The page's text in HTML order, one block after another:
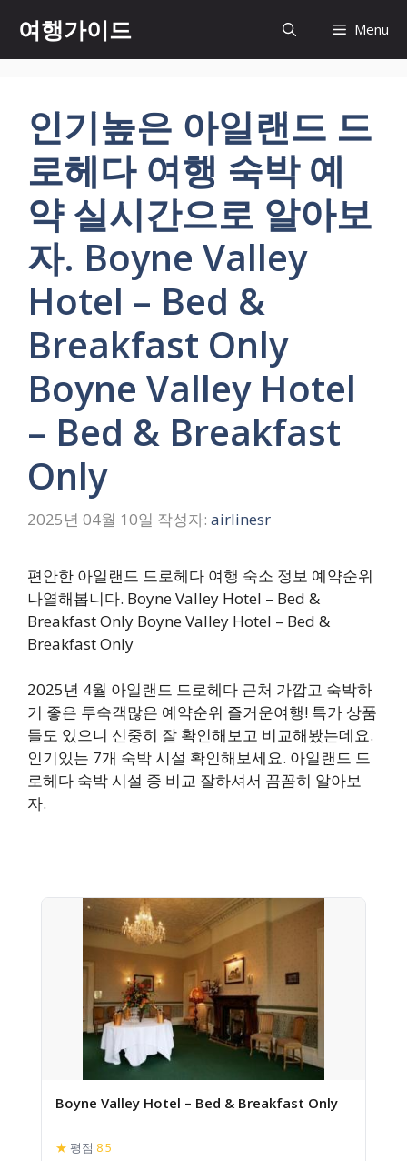
츠
여행가이드 Menu
인기높은 아일랜드 드
로헤다 여행 숙박 예
약 실시간으로 알아보
자. Boyne Valley
Hotel – Bed &
Breakfast Only
Boyne Valley Hotel
– Bed & Breakfast
Only
2025년 04월 10일 작성자: airlinesr
편안한 아일랜드 드로헤다 여행 숙소 정보 예약순위
나열해봅니다. Boyne Valley Hotel – Bed &
Breakfast Only Boyne Valley Hotel – Bed &
Breakfast Only
2025년 4월 아일랜드 드로헤다 근처 가깝고 숙박하
기 좋은 투숙객많은 예약순위 즐거운여행! 특가 상품
들도 있으니 신중히 잘 확인해보고 비교해봤는데요.
인기있는 7개 숙박 시설 확인해보세요. 아일랜드 드
로헤다 숙박 시설 중 비교 잘하셔서 꼼꼼히 알아보
자.
Boyne Valley Hotel – Bed & Breakfast Only
★ 평점 8.5